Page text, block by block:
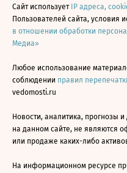
Сайт использует IP адреса,
Пользователей сайта, условия
в отношении обработки
Медиа»
Любое использование
соблюдении правил
vedomosti.ru
Новости, аналитика, прогнозы
на данном сайте, не являются
или продаже каких-либо
На информационном ресурсе